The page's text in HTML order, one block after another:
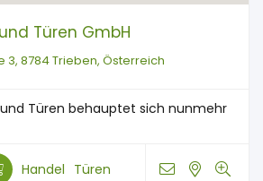
Türen GmbH
3, 8784 Trieben, Österreich
Türen behauptet sich nunmehr
Handel Türen